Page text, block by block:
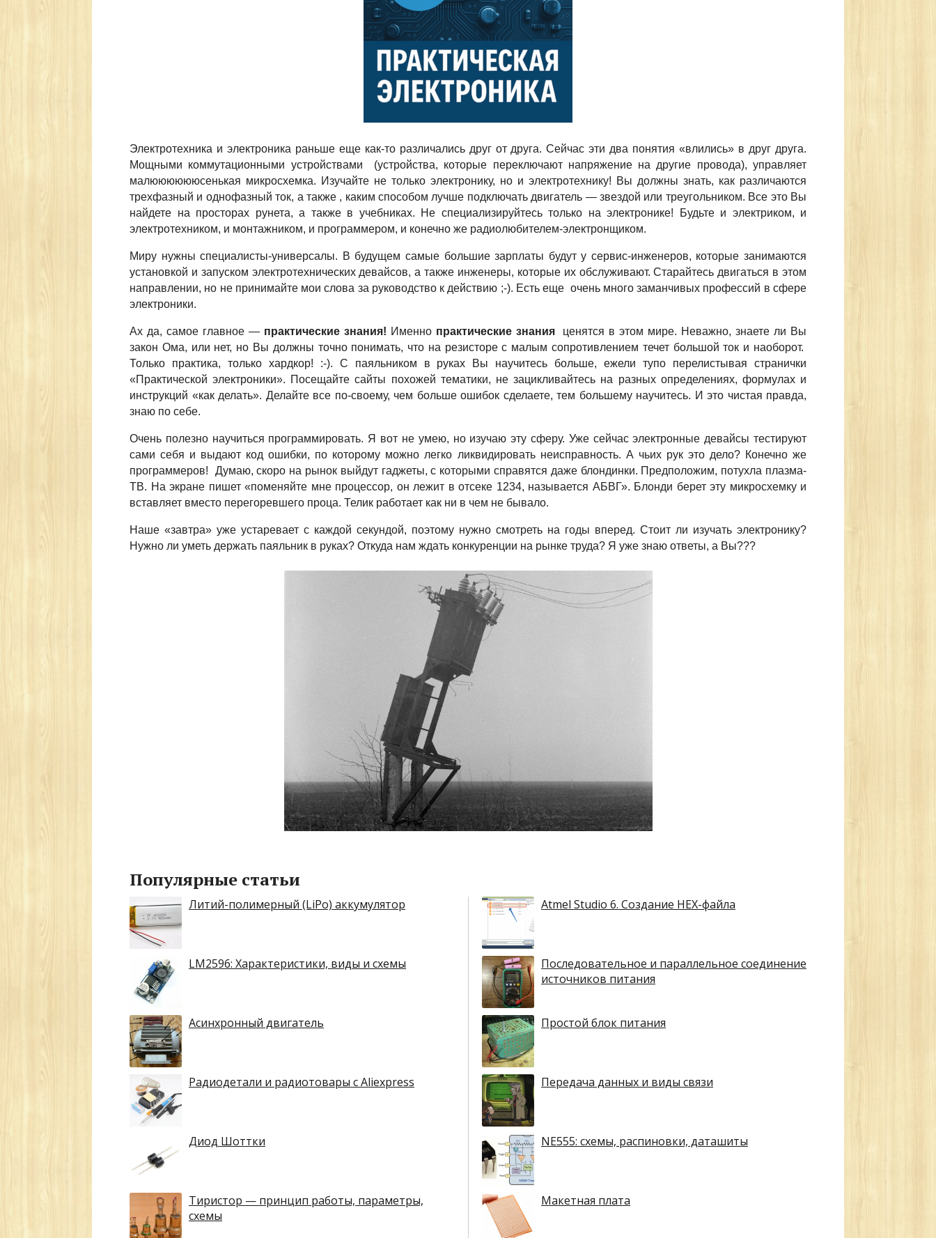
Электротехника и электроника раньше еще как-то различались друг от друга. Сейчас эти два понятия «влились» в друг друга.
Мощными коммутационными устройствами (устройства, которые переключают напряжение на другие провода), управляет
малююююююсенькая микросхемка. Изучайте не только электронику, но и электротехнику! Вы должны знать, как различаются
трехфазный и однофазный ток, а также , каким способом лучше подключать двигатель — звездой или треугольником. Все это Вы
найдете на просторах рунета, а также в учебниках. Не специализируйтесь только на электронике! Будьте и электриком, и
электротехником, и монтажником, и программером, и конечно же радиолюбителем-электронщиком.
Миру нужны специалисты-универсалы. В будущем самые большие зарплаты будут у сервис-инженеров, которые занимаются
установкой и запуском электротехнических девайсов, а также инженеры, которые их обслуживают. Старайтесь двигаться в этом
направлении, но не принимайте мои слова за руководство к действию ;-). Есть еще очень много заманчивых профессий в сфере
электроники.
Ах да, самое главное — практические знания! Именно практические знания ценятся в этом мире. Неважно, знаете ли Вы
закон Ома, или нет, но Вы должны точно понимать, что на резисторе с малым сопротивлением течет большой ток и наоборот.
Только практика, только хардкор! :-). С паяльником в руках Вы научитесь больше, ежели тупо перелистывая странички
«Практической электроники». Посещайте сайты похожей тематики, не зацикливайтесь на разных определениях, формулах и
инструкций «как делать». Делайте все по-своему, чем больше ошибок сделаете, тем большему научитесь. И это чистая правда,
знаю по себе.
Очень полезно научиться программировать. Я вот не умею, но изучаю эту сферу. Уже сейчас электронные девайсы тестируют
сами себя и выдают код ошибки, по которому можно легко ликвидировать неисправность. А чьих рук это дело? Конечно же
программеров! Думаю, скоро на рынок выйдут гаджеты, с которыми справятся даже блондинки. Предположим, потухла плазма-
ТВ. На экране пишет «поменяйте мне процессор, он лежит в отсеке 1234, называется АБВГ». Блонди берет эту микросхемку и
вставляет вместо перегоревшего проца. Телик работает как ни в чем не бывало.
Наше «завтра» уже устаревает с каждой секундой, поэтому нужно смотреть на годы вперед. Стоит ли изучать электронику?
Нужно ли уметь держать паяльник в руках? Откуда нам ждать конкуренции на рынке труда? Я уже знаю ответы, а Вы???
Популярные статьи
Литий-полимерный (LiPo) аккумулятор
LM2596: Характеристики, виды и схемы
Асинхронный двигатель
Радиодетали и радиотовары с Aliexpress
Диод Шоттки
Тиристор — принцип работы, параметры,
схемы
Atmel Studio 6. Создание HEX-файла
Последовательное и параллельное соединение
источников питания
Простой блок питания
Передача данных и виды связи
NE555: схемы, распиновки, даташиты
Макетная плата